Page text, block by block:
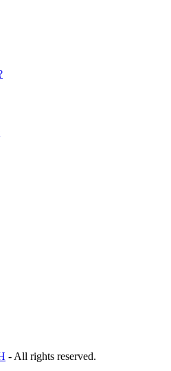
- All rights reserved.